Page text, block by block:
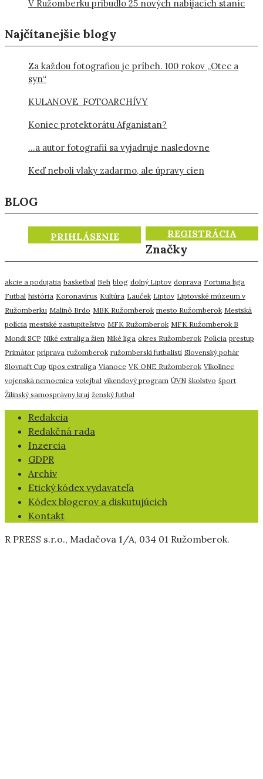
V Ružomberku pribudlo 25 nových nabíjacích staníc
Najčítanejšie blogy
Za každou fotografiou je príbeh. 100 rokov „Otec a
syn“
KULANOVE FOTOARCHÍVY
Koniec protektorátu Afganistan?
…a autor fotografií sa vyjadruje nasledovne
Keď neboli vlaky zadarmo, ale úpravy cien
BLOG
PRIHLÁSENIE REGISTRÁCIA
Značky
akcie a podujatia basketbal Beh blog dolný Liptov doprava Fortuna liga
Futbal história Koronavírus Kultúra Lauček Liptov Liptovské múzeum v
Ružomberku Malinô Brdo MBK Ružomberok mesto Ružomberok Mestská
polícia mestské zastupiteľstvo MFK Ružomberok MFK Ružomberok B
Mondi SCP Niké extraliga žien Niké liga okres Ružomberok Polícia prestup
Primátor príprava ružomberok ružomberskí futbalisti Slovenský pohár
Slovnaft Cup tipos extraliga Vianoce VK ONE Ružomberok Vlkolínec
vojenská nemocnica volejbal víkendový program ÚVN školstvo šport
Žilinský samosprávny kraj ženský futbal
​Redakcia
Redakčná rada
Inzercia
GDPR
Archív
Etický kódex vydavateľa
Kódex blogerov a diskutujúcich
Kontakt
R PRESS s.r.o., Madačova 1/A, 034 01 Ružomberok.